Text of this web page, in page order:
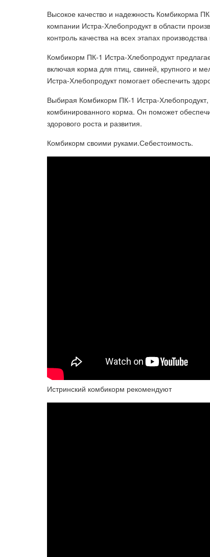
Высокое качество и надежность Комбикорма
компании Истра-Хлебопродукт в области
контроль качества на всех этапах
Комбикорм ПК-1 Истра-Хлебопродукт
включая корма для птиц, свиней, крупного и
Истра-Хлебопродукт помогает обеспечить
Выбирая Комбикорм ПК-1 Истра-
комбинированного корма. Он поможет
здорового роста и развития.
Комбикорм своими руками.Себестоимость.
Истринский комбикорм рекомендуют